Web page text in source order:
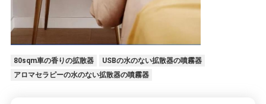
80sqm車の香りの拡散器
USBの水のない拡散器の噴霧器
アロマセラピーの水のない拡散器の噴霧器